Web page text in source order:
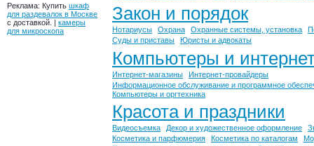
Реклама: Купить шкаф
для раздевалок в Москве
с доставкой. | камеры
для микроскопа
Закон и порядок
Нотариусы Охрана Охранные системы, установка
Суды и приставы
Юристы и адвокаты
Компьютеры и
Интернет-магазины
Интернет-провайдеры
Информационное обслуживание и программное
Компьютеры и оргтехника
Красота и праздники
Видеосъемка Декор и художественное оформление
Косметика и парфюмерия
Косметика по каталогам